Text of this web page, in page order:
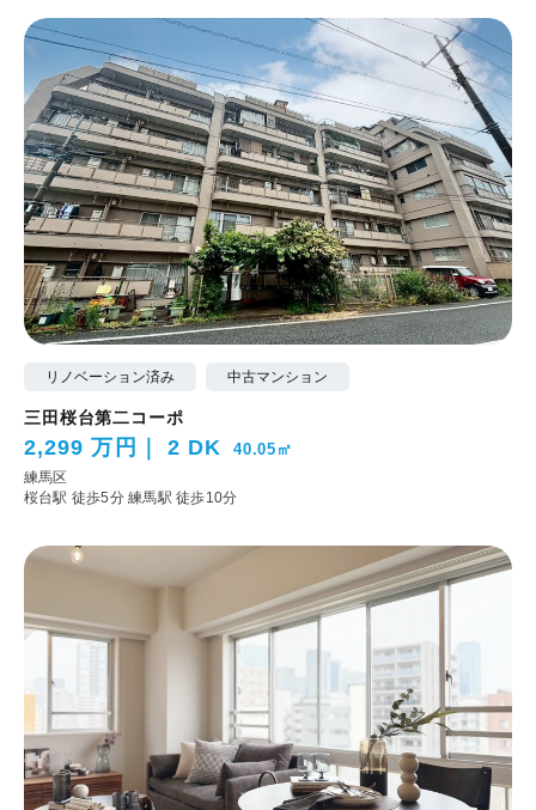
リノベーション済み 中古マンション
三田桜台第二コーポ
2,299 万円 2 DK 40.05㎡
練馬区
桜台駅 徒歩5分練馬駅 徒歩10分